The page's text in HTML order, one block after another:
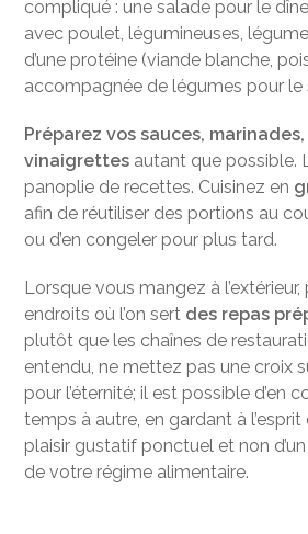
compliqué : une salade pour le
avec poulet, légumineuses,
d’une protéine (viande blanche,
accompagnée de légumes pour le
Préparez vos sauces,
vinaigrettes autant que possible.
panoplie de recettes. Cuisinez en
afin de réutiliser des portions au
ou d’en congeler pour plus tard.
Lorsque vous mangez à
endroits où l’on sert des repas
plutôt que les chaînes de
entendu, ne mettez pas une croix
pour l’éternité; il est possible d’en
temps à autre, en gardant à l’esprit
plaisir gustatif ponctuel et non
de votre régime alimentaire.